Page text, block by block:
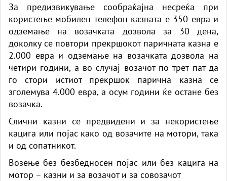
За предизвикување сообраќајна несреќа при
користење мобилен телефон казната е 350 евра и
одземање на возачката дозвола за 30 дена,
доколку се повтори прекршокот паричната казна е
2.000 евра и одземање на возачката дозвола на
четири години, а во случај возачот по трет пат да
го стори истиот прекршок парична казна се
зголемува 4.000 евра, а осум години ќе остане без
возачка.
Слични казни се предвидени и за некористење
кацига или појас како од возачите на мотори, така
и од сопатникот.
Возење без безбедносен појас или без кацига на
мотор – казни и за возачот и за совозачот